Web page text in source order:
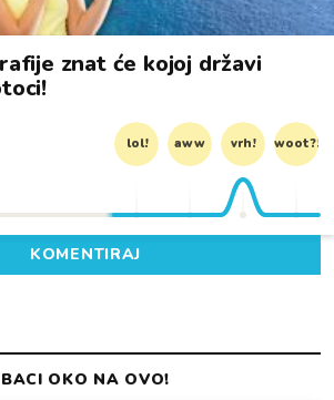
znat će kojoj državi
lol! aww vrh! woot?!
KOMENTIRAJ